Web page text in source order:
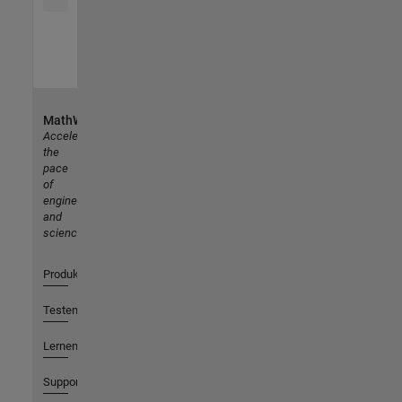
MathWorks
Accelerating
the
pace
of
engineering
and
science
Produkte
Testen oder Kaufen
Lernen
Support